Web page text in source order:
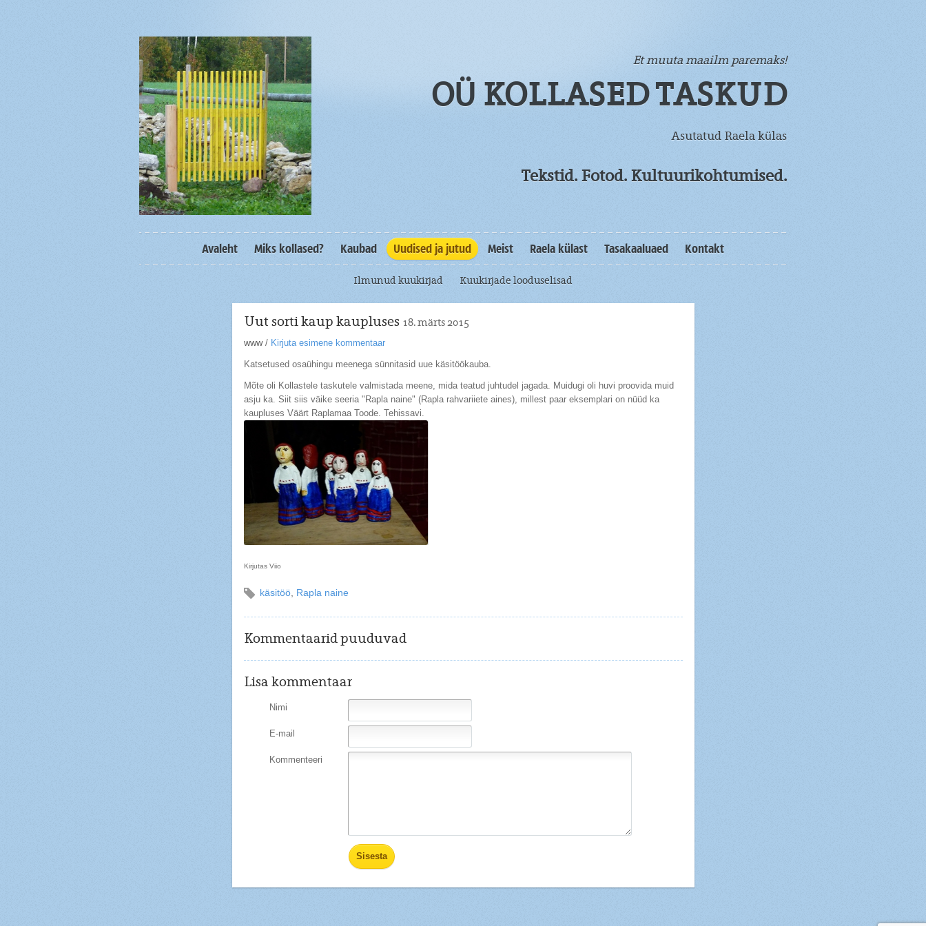
Et muuta maailm paremaks!
OÜ KOLLASED TASKUD
Asutatud Raela külas
Tekstid. Fotod. Kultuurikohtumised.
Avaleht Miks kollased? Kaubad Uudised ja jutud Meist Raela külast Tasakaaluaed Kontakt
Ilmunud kuukirjad Kuukirjade looduselisad
Uut sorti kaup kaupluses 18. märts 2015
www/ Kirjuta esimene kommentaar
Katsetused osaühingu meenega sünnitasid uue käsitöökauba.
Mõte oli Kollastele taskutele valmistada meene, mida teatud juhtudel jagada. Muidugi oli huvi proovida muid
asju ka. Siit siis väike seeria "Rapla naine" (Rapla rahvariiete aines), millest paar eksemplari on nüüd ka
kaupluses Väärt Raplamaa Toode. Tehissavi.
Kirjutas Viio
käsitöö, Rapla naine
Kommentaarid puuduvad
Lisa kommentaar
Nimi
E-mail
Kommenteeri